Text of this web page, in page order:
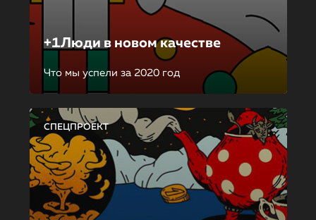
+1Люди в новом качестве
Что мы успели за 2020 год
СПЕЦПРОЕКТ